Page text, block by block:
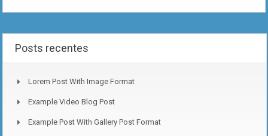
Posts recentes
Lorem Post With Image Format
Example Video Blog Post
Example Post With Gallery Post Format